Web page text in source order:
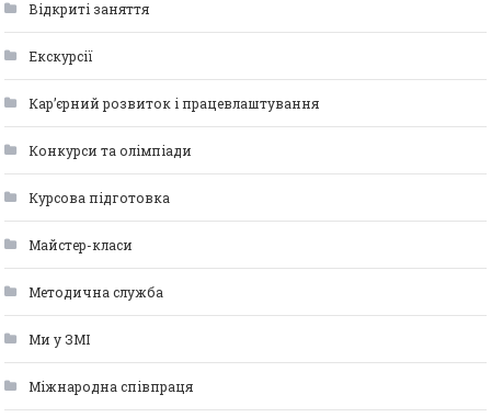
Відкриті заняття
Екскурсії
Кар’єрний розвиток і працевлаштування
Конкурси та олімпіади
Курсова підготовка
Майстер-класи
Методична служба
Ми у ЗМІ
Міжнародна співпраця